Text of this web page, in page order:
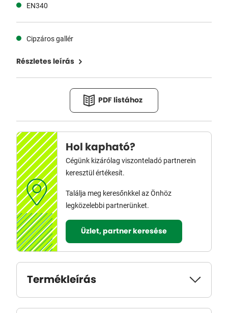
EN340
Cipzáros gallér
Részletes leírás
PDF listához
Hol kapható?
Cégünk kizárólag viszonteladó partnerein
keresztül értékesít.
Találja meg keresőnkkel az Önhöz
legközelebbi partnerünket.
Üzlet, partner keresése
Termékleírás